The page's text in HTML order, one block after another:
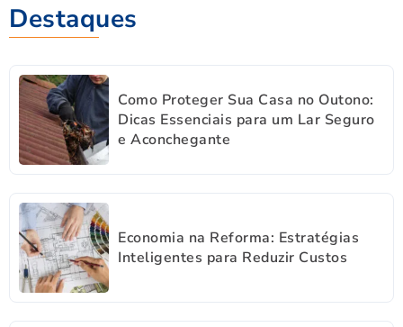
Destaques
Como Proteger Sua Casa no Outono:
Dicas Essenciais para um Lar Seguro
e Aconchegante
Economia na Reforma: Estratégias
Inteligentes para Reduzir Custos